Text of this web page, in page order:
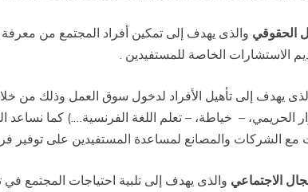
الحقوقي والذى يهدف إلى تمكين أفراد المجتمع من
الاستشارات الخاصة للمستفيدين .
يهدف إلى تأهيل الأفراد لدخول سوق العمل وذلك من
الحريمي، – خياطة، – تعلم اللغة الفرنسية….) كما
مع الشركات والمصانع لمساعدة المستفيدين على توفير
الاجتماعي والذى يهدف إلى تلبية احتياجات المجتمع